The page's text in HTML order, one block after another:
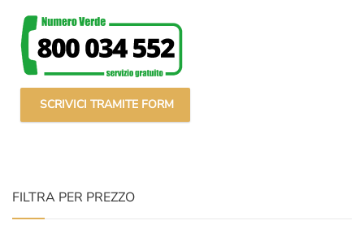
SCRIVICI TRAMITE FORM
FILTRA PER PREZZO